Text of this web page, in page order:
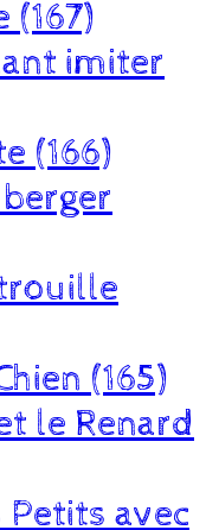
(167)
imiter
(166)
(165)
le Renard
Petits avec